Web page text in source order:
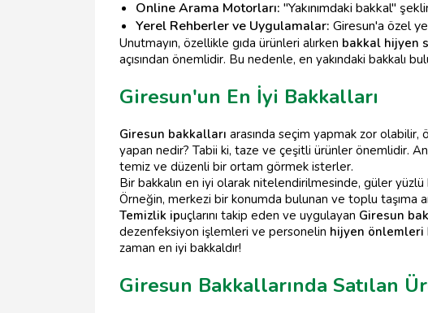
Online Arama Motorları: "Yakınımdaki bakkal"
Yerel Rehberler ve Uygulamalar: Giresun'a özel
Unutmayın, özellikle gıda ürünleri alırken bakkal hijyen
açısından önemlidir. Bu nedenle, en yakındaki bakkalı
Giresun'un En İyi Bakkalları
Giresun bakkalları arasında seçim yapmak zor olabilir,
yapan nedir? Tabii ki, taze ve çeşitli ürünler önemlidir.
temiz ve düzenli bir ortam görmek isterler.
Bir bakkalın en iyi olarak nitelendirilmesinde, güler
Örneğin, merkezi bir konumda bulunan ve toplu taşıma
Temizlik ipuçlarını takip eden ve uygulayan Giresun
dezenfeksiyon işlemleri ve personelin hijyen önlemleri
zaman en iyi bakkaldır!
Giresun Bakkallarında Satılan